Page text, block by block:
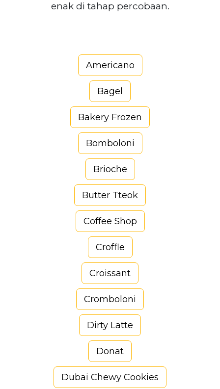
enak di tahap percobaan.
Americano
Bagel
Bakery Frozen
Bomboloni
Brioche
Butter Tteok
Coffee Shop
Croffle
Croissant
Cromboloni
Dirty Latte
Donat
Dubai Chewy Cookies